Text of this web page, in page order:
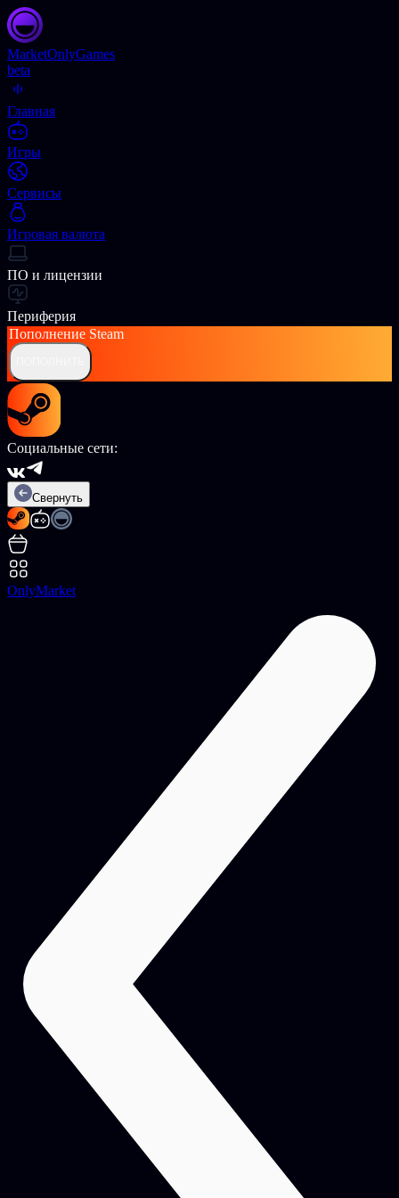
MarketOnlyGames
beta
Главная
Игры
Сервисы
Игровая валюта
ПО и лицензии
Периферия
Пополнение Steam
Социальные сети:
Свернуть
OnlyMarket